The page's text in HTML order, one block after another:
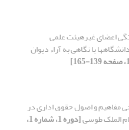
اعضای غیرهیئت علمی
با نگاهی به آراء دیوان
مفاهیم و اصول حقوق اداری در
الملک طوسی [دوره 1، شماره 1،